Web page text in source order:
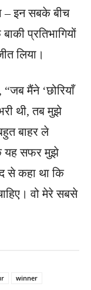
– इन सबके बीच
प्रतिभागियों
लिया।
मैंने ‘छोरियाँ
थी, तब मुझे
बाहर ले
यह सफर मुझे
से कहा था कि
वो मेरे सबसे
winner